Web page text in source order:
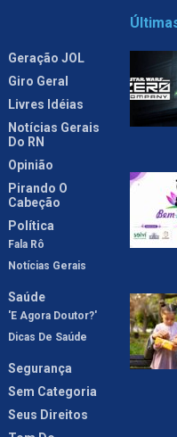
Geração JOL
Giro Geral
Livres Idéias
Notícias Gerais
Do RN
Opinião
Pirando O
Cabeção
Política
Fala Rô
Notícias Gerais
Saúde
'E Agora Doutor?'
Dicas De Saúde
Segurança
Sem Categoria
Seus Direitos